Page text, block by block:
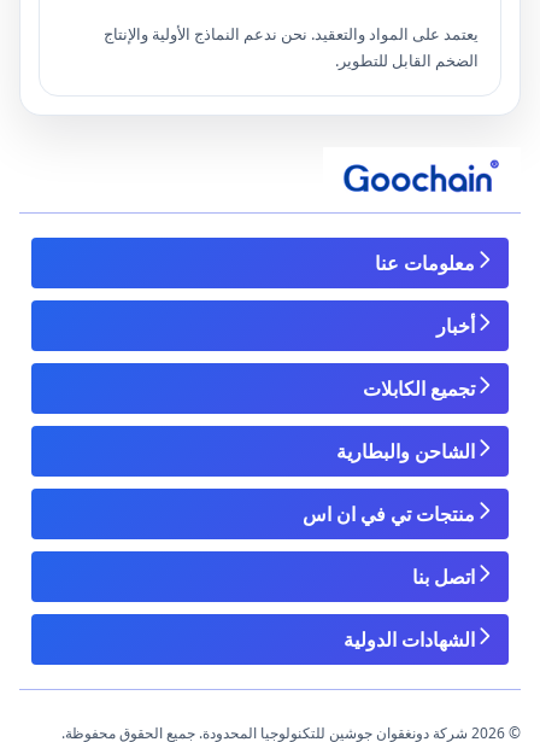
يعتمد على المواد والتعقيد. نحن ندعم النماذج الأولية والإنتاج
الضخم القابل للتطوير.
معلومات عنا
أخبار
تجميع الكابلات
الشاحن والبطارية
منتجات تي في ان اس
اتصل بنا
الشهادات الدولية
© 2026 شركة دونغقوان جوشين للتكنولوجيا المحدودة. جميع الحقوق محفوظة.